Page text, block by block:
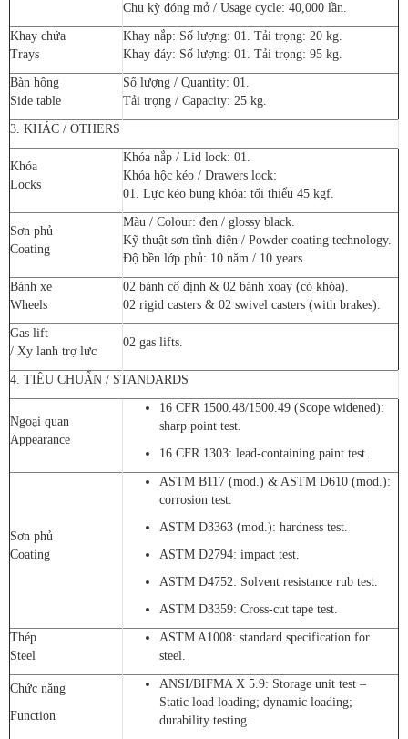
Chu kỳ đóng mở / Usage cycle: 40,000 lần.
Khay chứa
Trays
Khay nắp: Số lượng: 01. Tải trọng: 20 kg.
Khay đáy: Số lượng: 01. Tải trọng: 95 kg.
Bàn hông
Side table
Số lượng / Quantity: 01.
Tải trọng / Capacity: 25 kg.
3. KHÁC / OTHERS
Khóa
Locks
Khóa nắp / Lid lock: 01.
Khóa hộc kéo / Drawers lock:
01. Lực kéo bung khóa: tối thiểu 45 kgf.
Sơn phủ
Coating
Màu / Colour: đen / glossy black.
Kỹ thuật sơn tĩnh điện / Powder coating technology.
Độ bền lớp phủ: 10 năm / 10 years.
Bánh xe
Wheels
02 bánh cố định & 02 bánh xoay (có khóa).
02 rigid casters & 02 swivel casters (with brakes).
Gas lift
/ Xy lanh trợ lực
02 gas lifts.
4. TIÊU CHUẨN / STANDARDS
Ngoại quan
Appearance
16 CFR 1500.48/1500.49 (Scope widened):
sharp point test.
16 CFR 1303: lead-containing paint test.
Sơn phủ
Coating
ASTM B117 (mod.) & ASTM D610 (mod.):
corrosion test.
ASTM D3363 (mod.): hardness test.
ASTM D2794: impact test.
ASTM D4752: Solvent resistance rub test.
ASTM D3359: Cross-cut tape test.
Thép
Steel
ASTM A1008: standard specification for
steel.
Chức năng
Function
ANSI/BIFMA X 5.9: Storage unit test –
Static load loading; dynamic loading;
durability testing.